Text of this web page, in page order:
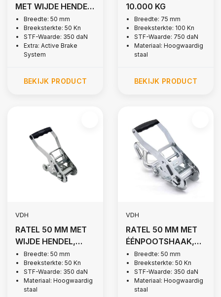
MET WIJDE HENDEL,
5.000 KG
Breedte: 50 mm
Breeksterkte: 50 Kn
STF-Waarde: 350 daN
Extra: Active Brake
System
BEKIJK PRODUCT
10.000 KG
Breedte: 75 mm
Breeksterkte: 100 Kn
STF-Waarde: 750 daN
Materiaal: Hoogwaardig
staal
BEKIJK PRODUCT
VDH
RATEL 50 MM MET
WIJDE HENDEL,
5.000 KG
Breedte: 50 mm
Breeksterkte: 50 Kn
STF-Waarde: 350 daN
Materiaal: Hoogwaardig
staal
VDH
RATEL 50 MM MET
ÉÉNPOOTSHAAK,
5.000 KG
Breedte: 50 mm
Breeksterkte: 50 Kn
STF-Waarde: 350 daN
Materiaal: Hoogwaardig
staal